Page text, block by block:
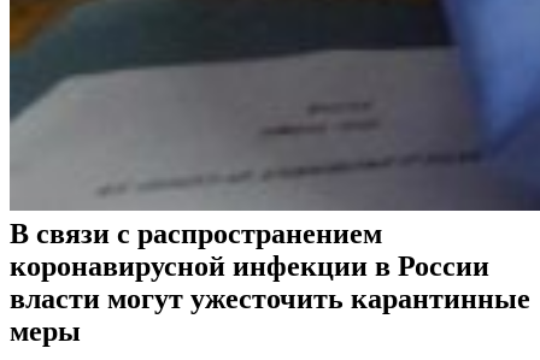
В связи с распространением
коронавирусной инфекции в России
власти могут ужесточить карантинные
меры